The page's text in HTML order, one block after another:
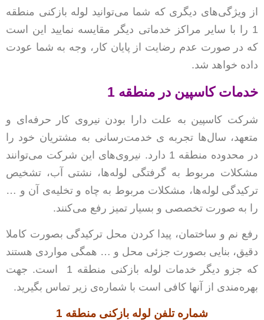
از ویژگی‌های دیگری که شما می‌توانید لوله بازکنی منطقه
1 را با سایر مراکز خدماتی دیگر مقایسه نمایید این است
که در صورت عدم رضایت از پایان کار، وجه به شما عودت
داده خواهد شد.
خدمات کاسپین در منطقه 1
شرکت کاسپین به علت دارا بودن نیروی کار حرفه‌ای و
متعهد، سال‌ها تجربه ی خدمت‌رسانی به مشتریان خود را
در محدوده منطقه 1 دارد. نیروی‌های این شرکت می‌توانند
مشکلات مربوط به گرفتگی لوله‌ها، نشتی آب، تشخیص
ترکیدگی لوله‌ها، مشکلات مربوط به چاه و تخلیه‌ی آن و …
را به صورت تخصصی و بسیار تمیز رفع می‌کنند.
رفع نم و ساختمان، پیدا کردن محل ترکیدگی بصورت کاملا
دقیق، بنایی بصورت جزئی محل و … همگی مواردی هستند
که جزو دیگر خدمات لوله بازکنی منطقه 1 است. جهت
بهره‌مندی از آنها کافی است با شماره‌ی زیر تماس بگیرید.
شماره تلفن لوله بازکنی منطقه 1